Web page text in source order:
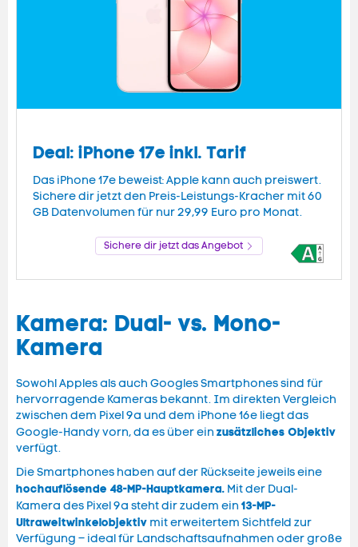
Deal: iPhone 17e inkl. Tarif
Das iPhone 17e beweist: Apple kann auch preiswert.
Sichere dir jetzt den Preis-Leistungs-Kracher mit 60
GB Datenvolumen für nur 29,99 Euro pro Monat.
Sichere dir jetzt das Angebot
Kamera: Dual- vs. Mono-
Kamera
Sowohl Apples als auch Googles Smartphones sind für
hervorragende Kameras bekannt. Im direkten Vergleich
zwischen dem Pixel 9a und dem iPhone 16e liegt das
Google-Handy vorn, da es über ein zusätzliches Objektiv
verfügt.
Die Smartphones haben auf der Rückseite jeweils eine
hochauflösende 48-MP-Hauptkamera. Mit der Dual-
Kamera des Pixel 9a steht dir zudem ein 13-MP-
Ultraweitwinkelobjektiv mit erweitertem Sichtfeld zur
Verfügung – ideal für Landschaftsaufnahmen oder große